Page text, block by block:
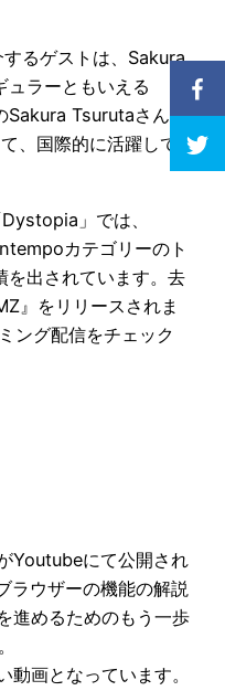
るゲストは、Sakura
ラーともいえる
Sakura Tsurutaさん。
、国際的に活躍して
」では、
カテゴリーのト
を出されています。去
』をリリースされま
ング配信をチェック
Youtubeにて公開され
ラウザーの機能の解説
進めるためのもう一歩
画となっています。